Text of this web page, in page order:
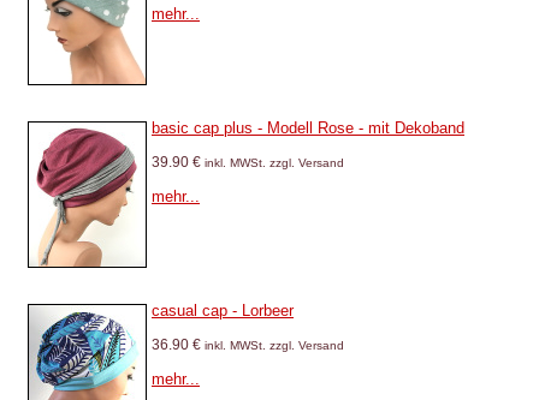
mehr...
basic cap plus - Modell Rose - mit Dekoband
39.90 € inkl. MWSt. zzgl. Versand
mehr...
casual cap - Lorbeer
36.90 € inkl. MWSt. zzgl. Versand
mehr...